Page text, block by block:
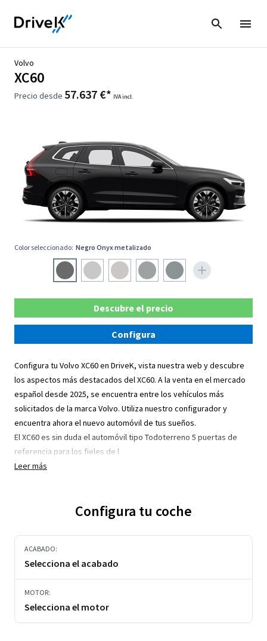
Volvo
XC60
Precio desde 57.637 €* IVA incl.
Color seleccionado: Negro Onyx metalizado
Descubre el precio
Configura
Configura tu Volvo XC60 en DriveK, vista nuestra web y descubre
los aspectos más destacados del XC60. A la venta en el mercado
español desde 2025, se encuentra entre los vehículos más
solicitados de la marca Volvo. Utiliza nuestro configurador y
encuentra ahora el nuevo automóvil de tus sueños.
El XC60 es sin duda el automóvil tipo Todoterreno 5 puertas de
referencia para los fieles de l
Leer más
Configura tu coche
ACABADO:
Selecciona el acabado
MOTOR:
Selecciona el motor